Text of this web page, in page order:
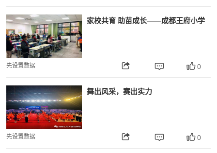
家校共育 助苗成长——成都王府小学
先设置数据 0
舞出风采，赛出实力
先设置数据 0